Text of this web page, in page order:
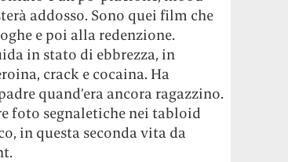
addosso. Sono quei film che
e poi alla redenzione.
in stato di ebbrezza, in
crack e cocaina. Ha
quand’era ancora ragazzino.
foto segnaletiche nei tabloid
in questa seconda vita da